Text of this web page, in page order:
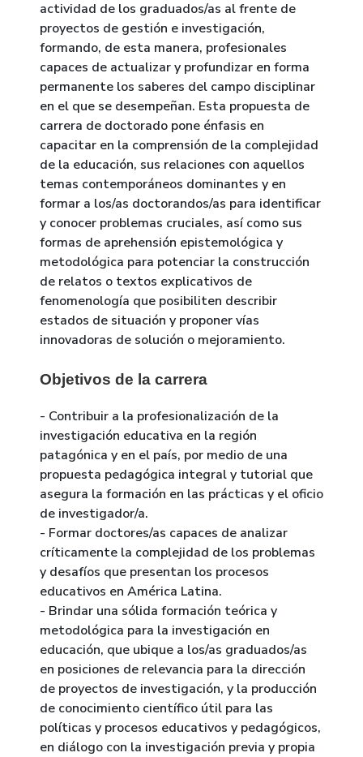
actividad de los graduados/as al frente de
proyectos de gestión e investigación,
formando, de esta manera, profesionales
capaces de actualizar y profundizar en forma
permanente los saberes del campo disciplinar
en el que se desempeñan. Esta propuesta de
carrera de doctorado pone énfasis en
capacitar en la comprensión de la complejidad
de la educación, sus relaciones con aquellos
temas contemporáneos dominantes y en
formar a los/as doctorandos/as para identificar
y conocer problemas cruciales, así como sus
formas de aprehensión epistemológica y
metodológica para potenciar la construcción
de relatos o textos explicativos de
fenomenología que posibiliten describir
estados de situación y proponer vías
innovadoras de solución o mejoramiento.
Objetivos de la carrera
- Contribuir a la profesionalización de la
investigación educativa en la región
patagónica y en el país, por medio de una
propuesta pedagógica integral y tutorial que
asegura la formación en las prácticas y el oficio
de investigador/a.
- Formar doctores/as capaces de analizar
críticamente la complejidad de los problemas
y desafíos que presentan los procesos
educativos en América Latina.
- Brindar una sólida formación teórica y
metodológica para la investigación en
educación, que ubique a los/as graduados/as
en posiciones de relevancia para la dirección
de proyectos de investigación, y la producción
de conocimiento científico útil para las
políticas y procesos educativos y pedagógicos,
en diálogo con la investigación previa y propia